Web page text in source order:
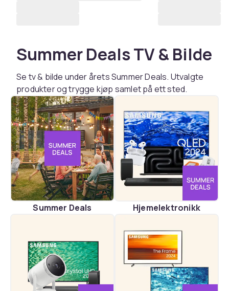
Summer Deals TV & Bilde
Se tv & bilde under årets Summer Deals. Utvalgte
produkter og trygge kjøp samlet på ett sted.
Summer Deals Hjemelektronikk